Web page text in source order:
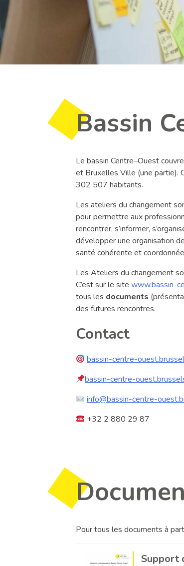
Bassin
Le bassin Centre–Ouest
et Bruxelles Ville (une partie).
302 507 habitants.
Les ateliers du changement
pour permettre aux
rencontrer, s’informer,
développer une organisation
santé cohérente et
Les Ateliers du changement
C’est sur le site www.bassin-
tous les documents
des futures rencontres.
Contact
bassin-centre-
bassin-centre-
info@bassin-centre-
+32 2 880 29 87
Pour tous les documents à
Support